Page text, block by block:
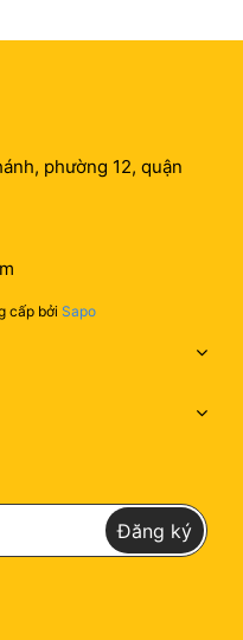
phường 12, quận
cấp bởi Sapo
Đăng ký